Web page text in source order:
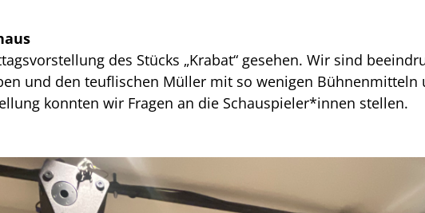
des Stücks „Krabat“ gesehen. Wir sind
und den teuflischen Müller mit so wenigen Bühnenmitteln
konnten wir Fragen an die Schauspieler*innen stellen.